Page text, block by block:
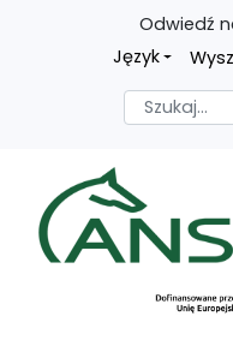
Przejdź
treści
głównej
Przejdź
menu
Przejdź
Przejdź
mapy
strony
Odwiedź
Język
Szukaj